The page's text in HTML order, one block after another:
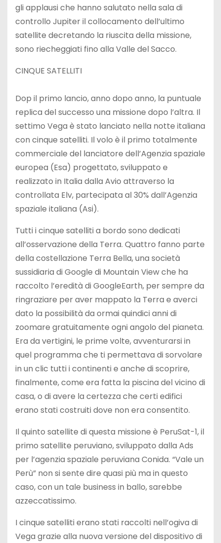
gli applausi che hanno salutato nella sala di
controllo Jupiter il collocamento dell’ultimo
satellite decretando la riuscita della missione,
sono riecheggiati fino alla Valle del Sacco.
CINQUE SATELLITI
Dop il primo lancio, anno dopo anno, la puntuale
replica del successo una missione dopo l’altra. Il
settimo Vega è stato lanciato nella notte italiana
con cinque satelliti. Il volo è il primo totalmente
commerciale del lanciatore dell’Agenzia spaziale
europea (Esa) progettato, sviluppato e
realizzato in Italia dalla Avio attraverso la
controllata Elv, partecipata al 30% dall’Agenzia
spaziale italiana (Asi).
Tutti i cinque satelliti a bordo sono dedicati
all’osservazione della Terra. Quattro fanno parte
della costellazione Terra Bella, una società
sussidiaria di Google di Mountain View che ha
raccolto l’eredità di GoogleEarth, per sempre da
ringraziare per aver mappato la Terra e averci
dato la possibilità da ormai quindici anni di
zoomare gratuitamente ogni angolo del pianeta.
Era da vertigini, le prime volte, avventurarsi in
quel programma che ti permettava di sorvolare
in un clic tutti i continenti e anche di scoprire,
finalmente, come era fatta la piscina del vicino di
casa, o di avere la certezza che certi edifici
erano stati costruiti dove non era consentito.
Il quinto satellite di questa missione è PeruSat-1, il
primo satellite peruviano, sviluppato dalla Ads
per l’agenzia spaziale peruviana Conida. “Vale un
Perù” non si sente dire quasi più ma in questo
caso, con un tale business in ballo, sarebbe
azzeccatissimo.
I cinque satelliti erano stati raccolti nell’ogiva di
Vega grazie alla nuova versione del dispositivo di